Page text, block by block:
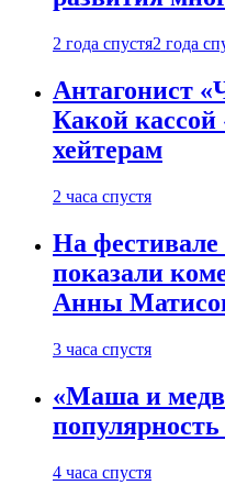
2 года спустя2 года
Антагонист
Какой кассой
хейтерам
2 часа спустя
На
показали
Анны
3 часа спустя
«Маша и
4 часа спустя